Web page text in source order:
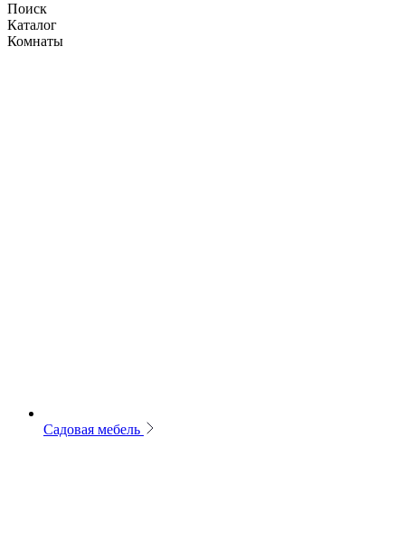
Поиск
Каталог
Комнаты
Садовая мебель